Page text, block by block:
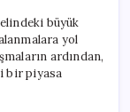
büyük
yol
ardından,
bir piyasa